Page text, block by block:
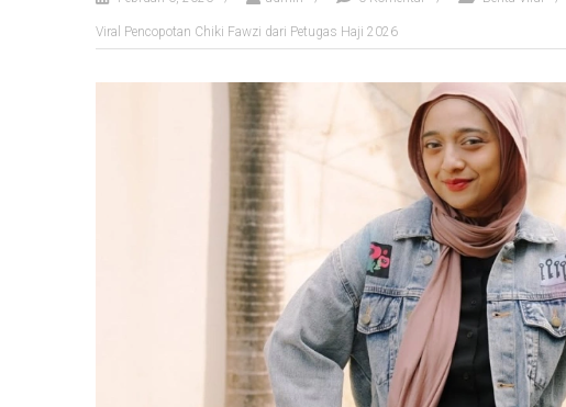
Viral Pencopotan Chiki Fawzi dari Petugas Haji 2026